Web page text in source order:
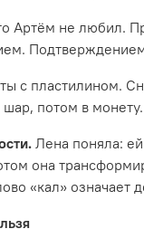
Артём не любил.
Подтверждением
с пластилином.
потом в
Лена поняла:
она
«кал» означает